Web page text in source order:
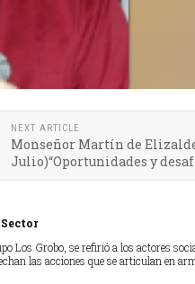
NEXT ARTICLE
Monseñor Martín de Elizalde
Julio)“Oportunidades y
Los Grobo, se refirió a los actores
las acciones que se articulan en